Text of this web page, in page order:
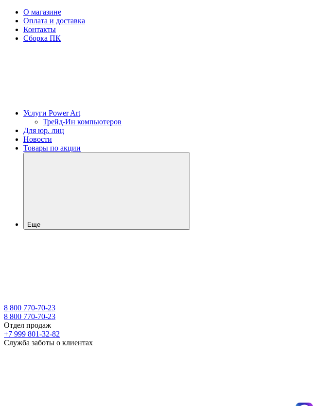
О магазине
Оплата и доставка
Контакты
Сборка ПК
Услуги Power Art
Трейд-Ин компьютеров
Для юр. лиц
Новости
Товары по акции
Еще
8 800 770-70-23
8 800 770-70-23
Отдел продаж
+7 999 801-32-82
Служба заботы о клиентах